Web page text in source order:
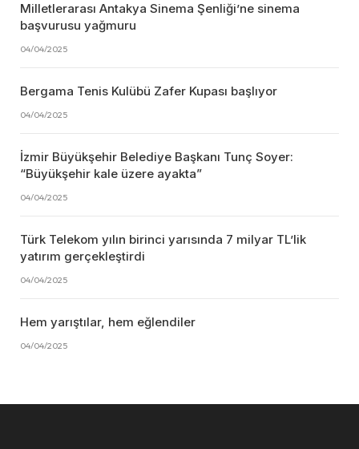
Milletlerarası Antakya Sinema Şenliği’ne sinema
başvurusu yağmuru
04/04/2025
Bergama Tenis Kulübü Zafer Kupası başlıyor
04/04/2025
İzmir Büyükşehir Belediye Başkanı Tunç Soyer:
“Büyükşehir kale üzere ayakta”
04/04/2025
Türk Telekom yılın birinci yarısında 7 milyar TL’lik
yatırım gerçekleştirdi
04/04/2025
Hem yarıştılar, hem eğlendiler
04/04/2025